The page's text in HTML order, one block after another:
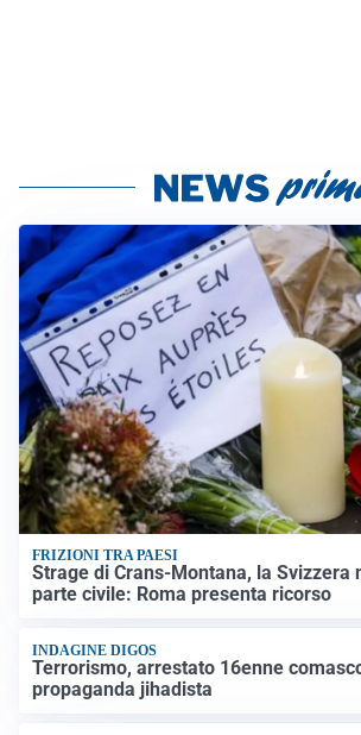
FRIZIONI TRA PAESI
Strage di Crans-Montana, la Svizzera
parte civile: Roma presenta ricorso
INDAGINE DIGOS
Terrorismo, arrestato 16enne
propaganda jihadista